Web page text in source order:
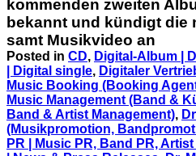
kommenden zweiten
bekannt und kündigt die
samt Musikvideo an
Posted in CD, Digital-Album |
| Digital single, Digitaler
Music Booking (Booking
Music Management (Band &
Band & Artist Management),
(Musikpromotion,
PR | Music PR, Band PR, Artist